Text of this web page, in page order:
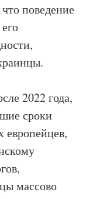
поведение
2022 года,
сроки
европейцев,
массово